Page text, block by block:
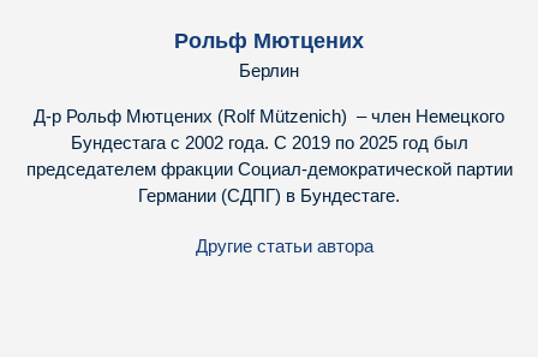
Рольф Мютцених
Берлин
Д-р Рольф Мютцених (Rolf Mützenich) – член Немецкого
Бундестага с 2002 года. С 2019 по 2025 год был
председателем фракции Социал-демократической партии
Германии (СДПГ) в Бундестаге.
Другие статьи автора